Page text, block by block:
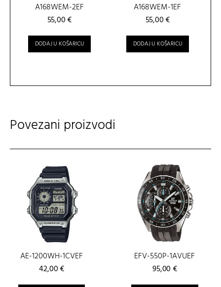
A168WEM-2EF
55,00€
DODAJ U KOŠARICU
A168WEM-1EF
55,00€
DODAJ U KOŠARICU
Povezani proizvodi
AE-1200WH-1CVEF
42,00€
EFV-550P-1AVUEF
95,00€